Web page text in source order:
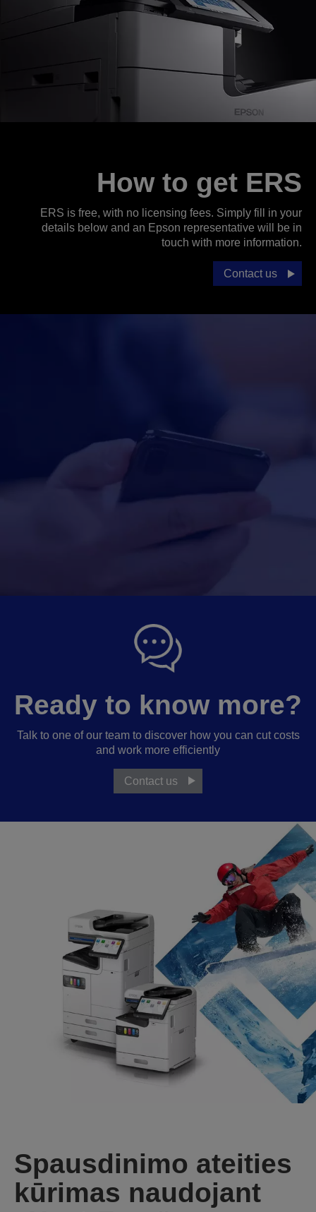
How to get ERS
ERS is free, with no licensing fees. Simply fill in your
details below and an Epson representative will be in
touch with more information.
Contact us
Ready to know more?
Talk to one of our team to discover how you can cut costs
and work more efficiently
Contact us
Spausdinimo ateities
kūrimas naudojant